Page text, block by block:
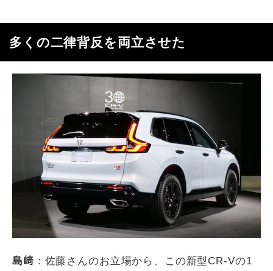
多くの二律背反を両立させた
島﨑 ：佐藤さんのお立場から、この新型 CR-Vの1